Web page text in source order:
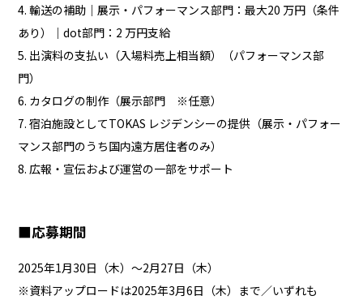
4. 輸送の補助｜展示・パフォーマンス部門：最大20 万円（条件
あり）｜dot部門：2 万円支給
5. 出演料の支払い（入場料売上相当額）（パフォーマンス部
門）
6. カタログの制作（展示部門 ※任意）
7. 宿泊施設としてTOKAS レジデンシーの提供（展示・パフォー
マンス部門のうち国内遠方居住者のみ）
8. 広報・宣伝および運営の一部をサポート
■応募期間
2025年1月30日（木）～2月27日（木）
※資料アップロードは2025年3月6日（木）まで／いずれも